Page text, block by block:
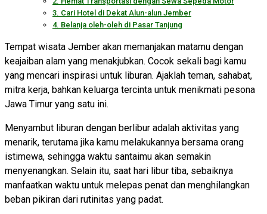
3. Cari Hotel di Dekat Alun-alun Jember
4. Belanja oleh-oleh di Pasar Tanjung
Tempat wisata Jember akan memanjakan matamu dengan
keajaiban alam yang menakjubkan. Cocok sekali bagi kamu
yang mencari inspirasi untuk liburan. Ajaklah teman, sahabat,
mitra kerja, bahkan keluarga tercinta untuk menikmati pesona
Jawa Timur yang satu ini.
Menyambut liburan dengan berlibur adalah aktivitas yang
menarik, terutama jika kamu melakukannya bersama orang
istimewa, sehingga waktu santaimu akan semakin
menyenangkan. Selain itu, saat hari libur tiba, sebaiknya
manfaatkan waktu untuk melepas penat dan menghilangkan
beban pikiran dari rutinitas yang padat.